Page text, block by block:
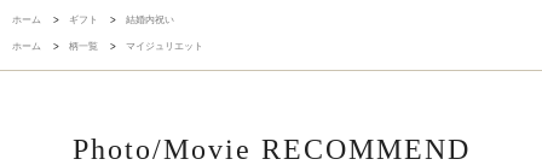
ホーム > ギフト > 結婚内祝い
ホーム > 柄一覧 > マイジュリエット
Photo/Movie RECOMMEND